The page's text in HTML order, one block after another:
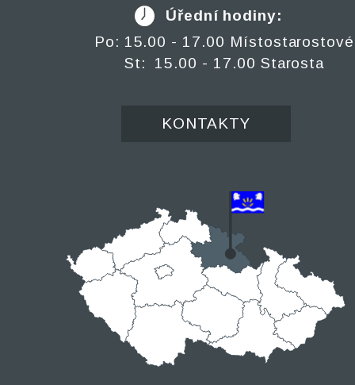
Úřední hodiny:
Po: 15.00 - 17.00 Místostarostové
St: 15.00 - 17.00 Starosta
KONTAKTY